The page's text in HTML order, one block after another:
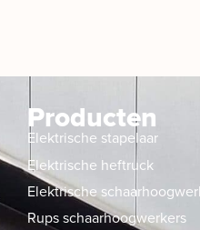
Producten
Elektrische stapelaar
Elektrische heftruck
Elektrische
Rups schaarhoogwerkers